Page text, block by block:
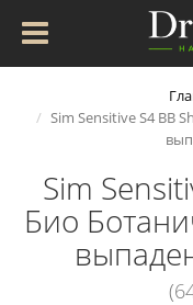
Sim Sensitive S4 BB
Sim
Био